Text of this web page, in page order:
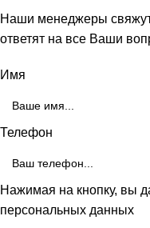
Наши менеджеры
ответят на все Ваши
Имя
Телефон
Нажимая на кнопку, вы
персональных данных